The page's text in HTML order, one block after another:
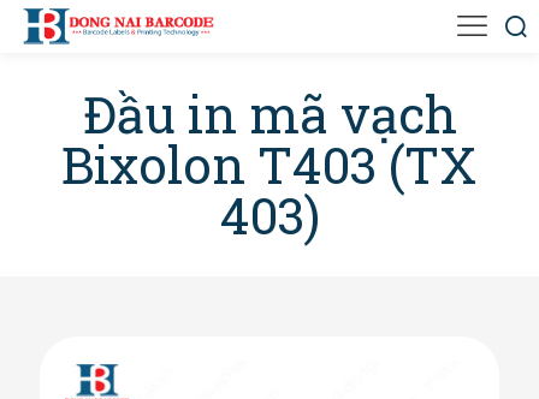
Đầu in mã vạch
Bixolon T403 (TX
403)